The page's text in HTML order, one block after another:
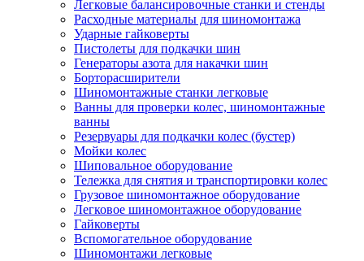
Легковые балансировочные станки и стенды
Расходные материалы для шиномонтажа
Ударные гайковерты
Пистолеты для подкачки шин
Генераторы азота для накачки шин
Борторасширители
Шиномонтажные станки легковые
Ванны для проверки колес, шиномонтажные
ванны
Резервуары для подкачки колес (бустер)
Мойки колес
Шиповальное оборудование
Тележка для снятия и транспортировки колес
Грузовое шиномонтажное оборудование
Легковое шиномонтажное оборудование
Гайковерты
Вспомогательное оборудование
Шиномонтажи легковые